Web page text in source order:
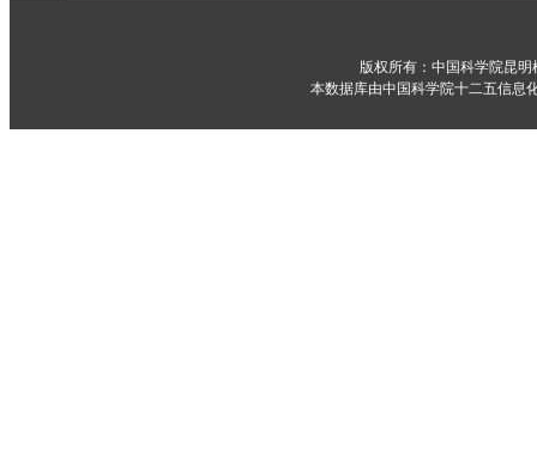
版权所有：中国科学院昆
本数据库由中国科学院十二五信息